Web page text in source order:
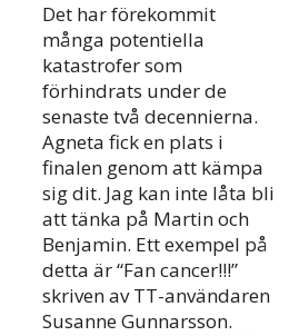
Det har förekommit
många potentiella
katastrofer som
förhindrats under de
senaste två decennierna.
Agneta fick en plats i
finalen genom att kämpa
sig dit. Jag kan inte låta bli
att tänka på Martin och
Benjamin. Ett exempel på
detta är “Fan cancer!!!”
skriven av TT-användaren
Susanne Gunnarsson.